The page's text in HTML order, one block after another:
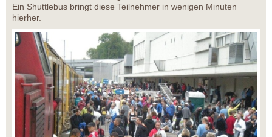
Ein Shuttlebus bringt diese Teilnehmer in wenigen Minuten
hierher.